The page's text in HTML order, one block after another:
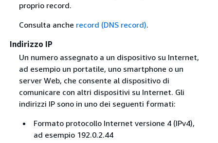
proprio record.
Consulta anche record (DNS record).
Indirizzo IP
Un numero assegnato a un dispositivo su Internet,
ad esempio un portatile, uno smartphone o un
server Web, che consente al dispositivo di
comunicare con altri dispositivi su Internet. Gli
indirizzi IP sono in uno dei seguenti formati:
Formato protocollo Internet versione 4 (IPv4),
ad esempio 192.0.2.44